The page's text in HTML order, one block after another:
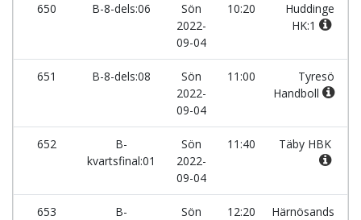
650 B-8-dels:06
Sön
2022-
09-04
10:20
Huddinge
HK:1
651 B-8-dels:08
Sön
2022-
09-04
11:00
Tyresö
Handboll
652
B-
kvartsfinal:01
Sön
2022-
09-04
11:40 Täby HBK
653
B-
Sön
12:20
Härnösands